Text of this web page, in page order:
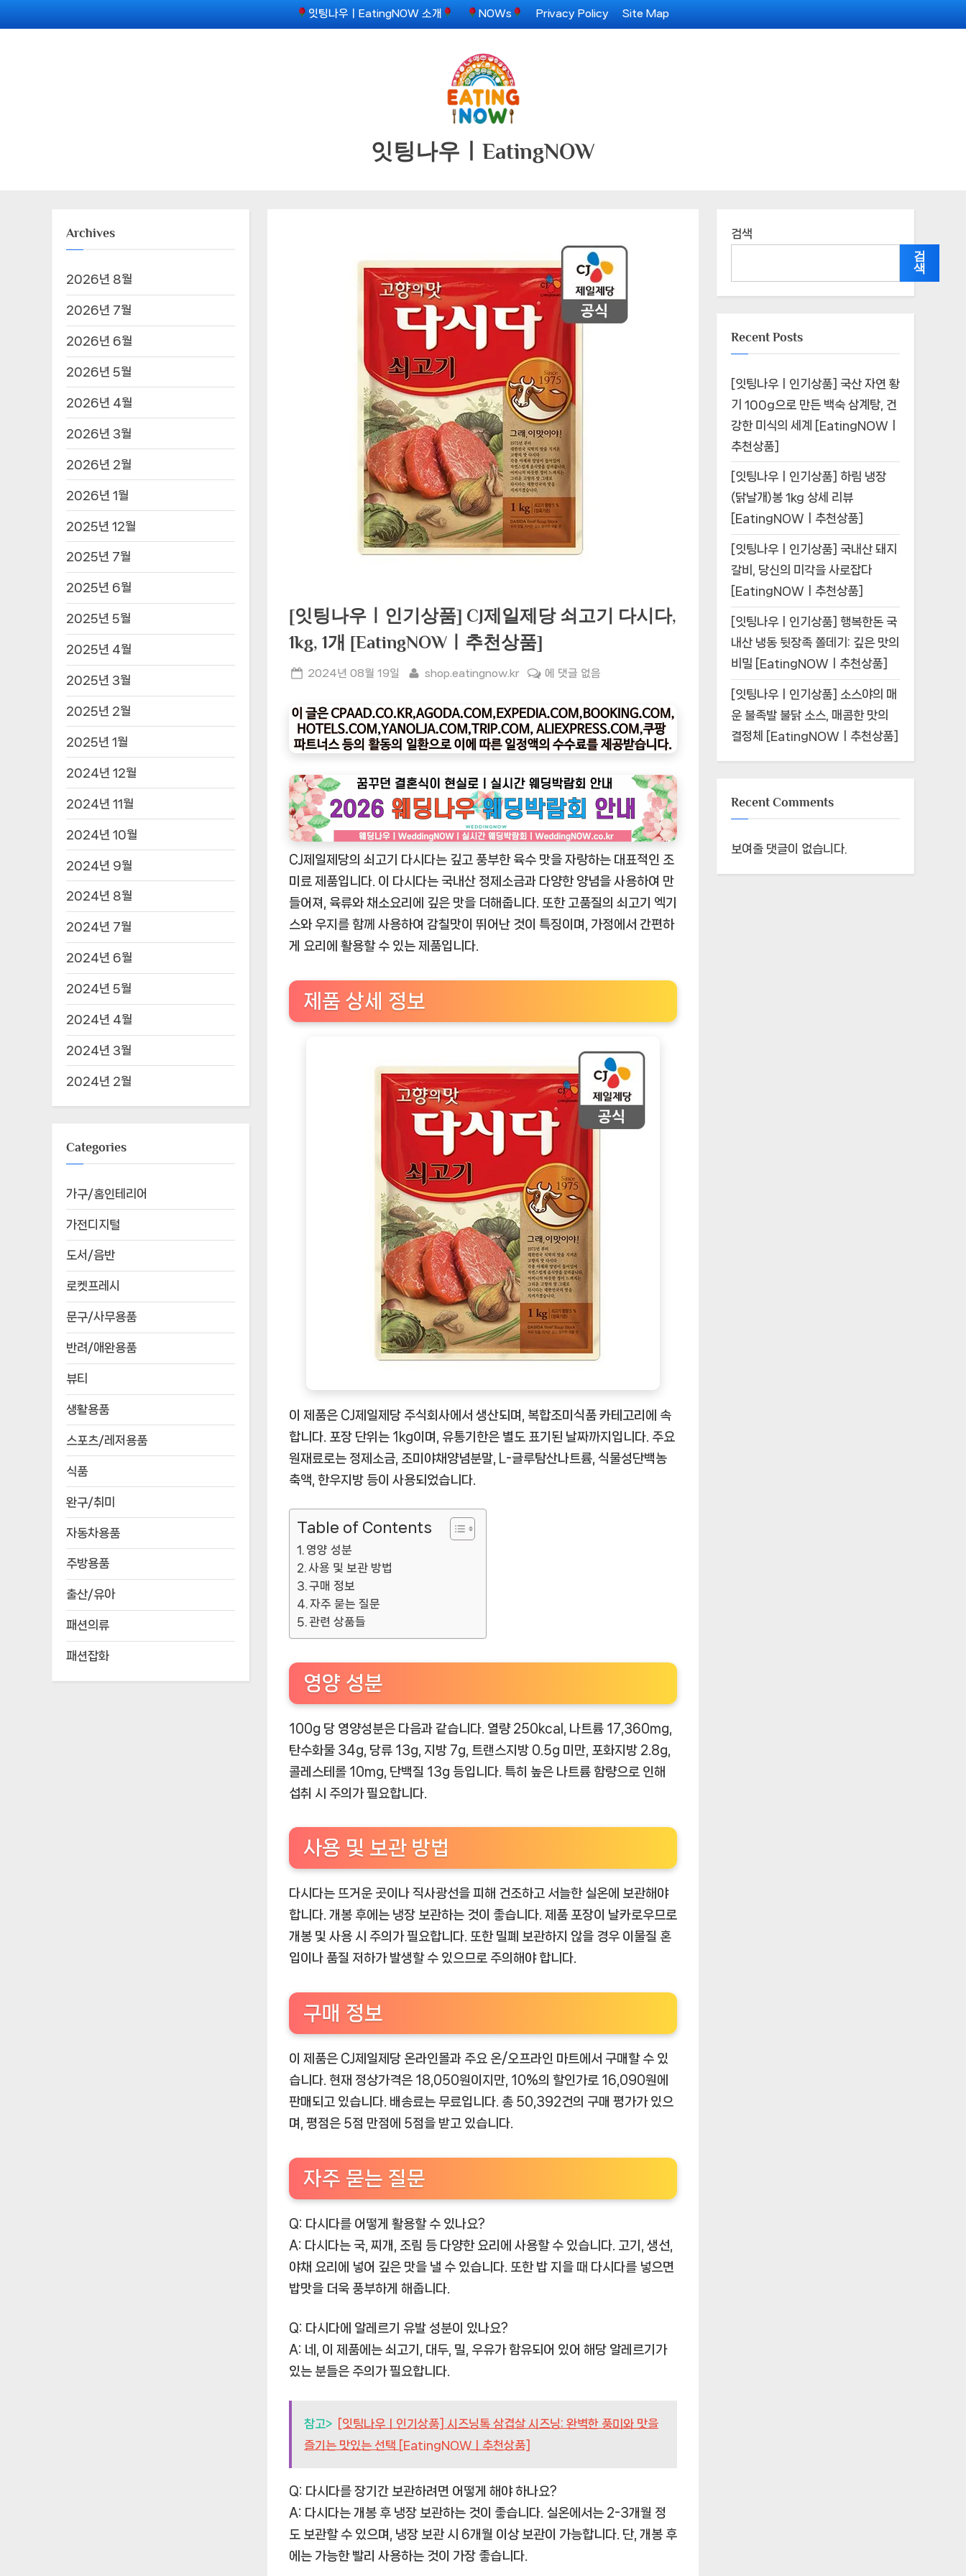
to
잇팅나우ㅣEatingNOW 소개 NOWs Privacy Policy Site Map
잇팅나우ㅣEatingNOW
[잇팅나우ㅣ인기상품] CJ제일제당 쇠고기 다시다,
1kg, 1개 [EatingNOWㅣ추천상품]
Posted
2024년 08월 19일 By
shop.eatingnow.kr
[잇
나
ㅣ
기
상
품]
CJ
제
일
제
다,
1
개
[EatingNOW
ㅣ
천
품]
에 댓글 없음
CJ제일제당의 쇠고기 다시다는 깊고 풍부한 육수 맛을 자랑하는 대표적인 조
미료 제품입니다. 이 다시다는 국내산 정제소금과 다양한 양념을 사용하여 만
들어져, 육류와 채소요리에 깊은 맛을 더해줍니다. 또한 고품질의 쇠고기 엑기
스와 우지를 함께 사용하여 감칠맛이 뛰어난 것이 특징이며, 가정에서 간편하
게 요리에 활용할 수 있는 제품입니다.
제품 상세 정보
이 제품은 CJ제일제당 주식회사에서 생산되며, 복합조미식품 카테고리에 속
합니다. 포장 단위는 1kg이며, 유통기한은 별도 표기된 날짜까지입니다. 주요
원재료로는 정제소금, 조미야채양념분말, L-글루탐산나트륨, 식물성단백농
축액, 한우지방 등이 사용되었습니다.
Table of Contents
영양 성분
사용 및 보관 방법
구매 정보
자주 묻는 질문
관련 상품들
영양 성분
100g 당 영양성분은 다음과 같습니다. 열량 250kcal, 나트륨 17,360mg,
탄수화물 34g, 당류 13g, 지방 7g, 트랜스지방 0.5g 미만, 포화지방 2.8g,
콜레스테롤 10mg, 단백질 13g 등입니다. 특히 높은 나트륨 함량으로 인해
섭취 시 주의가 필요합니다.
사용 및 보관 방법
다시다는 뜨거운 곳이나 직사광선을 피해 건조하고 서늘한 실온에 보관해야
합니다. 개봉 후에는 냉장 보관하는 것이 좋습니다. 제품 포장이 날카로우므로
개봉 및 사용 시 주의가 필요합니다. 또한 밀폐 보관하지 않을 경우 이물질 혼
입이나 품질 저하가 발생할 수 있으므로 주의해야 합니다.
구매 정보
이 제품은 CJ제일제당 온라인몰과 주요 온/오프라인 마트에서 구매할 수 있
습니다. 현재 정상가격은 18,050원이지만, 10%의 할인가로 16,090원에
판매되고 있습니다. 배송료는 무료입니다. 총 50,392건의 구매 평가가 있으
며, 평점은 5점 만점에 5점을 받고 있습니다.
자주 묻는 질문
Q: 다시다를 어떻게 활용할 수 있나요?
A: 다시다는 국, 찌개, 조림 등 다양한 요리에 사용할 수 있습니다. 고기, 생선,
야채 요리에 넣어 깊은 맛을 낼 수 있습니다. 또한 밥 지을 때 다시다를 넣으면
밥맛을 더욱 풍부하게 해줍니다.
Q: 다시다에 알레르기 유발 성분이 있나요?
A: 네, 이 제품에는 쇠고기, 대두, 밀, 우유가 함유되어 있어 해당 알레르기가
있는 분들은 주의가 필요합니다.
참고> [잇팅나우ㅣ인기상품] 시즈닝톡 삼겹살 시즈닝: 완벽한 풍미와 맛을
즐기는 맛있는 선택 [EatingNOWㅣ추천상품]
Q: 다시다를 장기간 보관하려면 어떻게 해야 하나요?
A: 다시다는 개봉 후 냉장 보관하는 것이 좋습니다. 실온에서는 2-3개월 정
도 보관할 수 있으며, 냉장 보관 시 6개월 이상 보관이 가능합니다. 단, 개봉 후
에는 가능한 빨리 사용하는 것이 가장 좋습니다.
Archives
2026년 8월
2026년 7월
2026년 6월
2026년 5월
2026년 4월
2026년 3월
2026년 2월
2026년 1월
2025년 12월
2025년 7월
2025년 6월
2025년 5월
2025년 4월
2025년 3월
2025년 2월
2025년 1월
2024년 12월
2024년 11월
2024년 10월
2024년 9월
2024년 8월
2024년 7월
2024년 6월
2024년 5월
2024년 4월
2024년 3월
2024년 2월
Categories
가구/홈인테리어
가전디지털
도서/음반
로켓프레시
문구/사무용품
반려/애완용품
뷰티
생활용품
스포츠/레저용품
식품
완구/취미
자동차용품
주방용품
출산/유아
패션의류
패션잡화
검색
검
색
Recent Posts
[잇팅나우ㅣ인기상품] 국산 자연 황
기 100g으로 만든 백숙 삼계탕, 건
강한 미식의 세계 [EatingNOWㅣ
추천상품]
[잇팅나우ㅣ인기상품] 하림 냉장
(닭날개)봉 1kg 상세 리뷰
[EatingNOWㅣ추천상품]
[잇팅나우ㅣ인기상품] 국내산 돼지
갈비, 당신의 미각을 사로잡다
[EatingNOWㅣ추천상품]
[잇팅나우ㅣ인기상품] 행복한돈 국
내산 냉동 뒷장족 쫄데기: 깊은 맛의
비밀 [EatingNOWㅣ추천상품]
[잇팅나우ㅣ인기상품] 소스야의 매
운 불족발 불닭 소스, 매콤한 맛의
결정체 [EatingNOWㅣ추천상품]
Recent Comments
보여줄 댓글이 없습니다.